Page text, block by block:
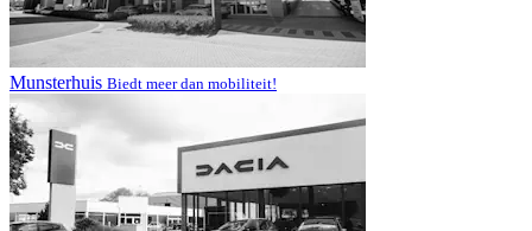
Munsterhuis Biedt meer dan mobiliteit!